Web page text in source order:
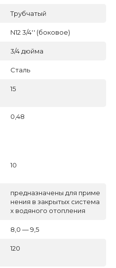
Трубчатый
N12 3/4'' (боковое)
3/4 дюйма
Сталь
15
0,48
10
предназначены для приме
нения в закрытых система
х водяного отопления
8,0 — 9,5
120